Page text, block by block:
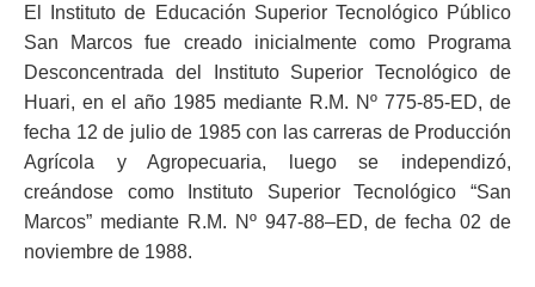
El Instituto de Educación Superior Tecnológico Público
San Marcos fue creado inicialmente como Programa
Desconcentrada del Instituto Superior Tecnológico de
Huari, en el año 1985 mediante R.M. Nº 775-85-ED, de
fecha 12 de julio de 1985 con las carreras de Producción
Agrícola y Agropecuaria, luego se independizó,
creándose como Instituto Superior Tecnológico “San
Marcos” mediante R.M. Nº 947-88–ED, de fecha 02 de
noviembre de 1988.